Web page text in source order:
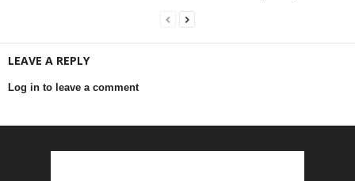
LEAVE A REPLY
Log in to leave a comment